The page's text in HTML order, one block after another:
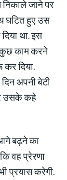
जाने पर
घटित हुए उस
था. इस
कुछ काम करने
दिया.
अपनी बेटी
उसके कहे
बढ़ने का
वह प्रेरणा
प्रयास करेगी.